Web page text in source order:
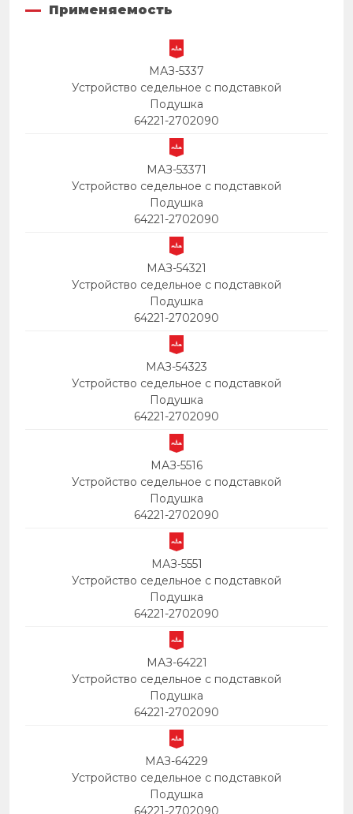
Применяемость
МАЗ-5337
Устройство седельное с подставкой
Подушка
64221-2702090
МАЗ-53371
Устройство седельное с подставкой
Подушка
64221-2702090
МАЗ-54321
Устройство седельное с подставкой
Подушка
64221-2702090
МАЗ-54323
Устройство седельное с подставкой
Подушка
64221-2702090
МАЗ-5516
Устройство седельное с подставкой
Подушка
64221-2702090
МАЗ-5551
Устройство седельное с подставкой
Подушка
64221-2702090
МАЗ-64221
Устройство седельное с подставкой
Подушка
64221-2702090
МАЗ-64229
Устройство седельное с подставкой
Подушка
64221-2702090